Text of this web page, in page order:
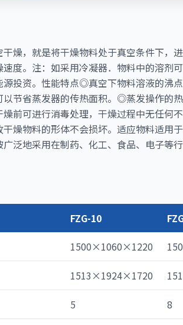
燥，就是将干燥物料处于真空条件下，
度。注：如采用冷凝器．物料中的溶剂
源投资。性能特点◎真空下物料溶液的沸
以节省蒸发器的传热面积。◎蒸发操作的
前可进行消毒处理，干燥过程中无任何
燥物料的形体不会损坏。适应物料适用
泛地采用在制药、化工、食品、电子等
FZG-10
1500×1060×1220
1513×1924×1720
5 8